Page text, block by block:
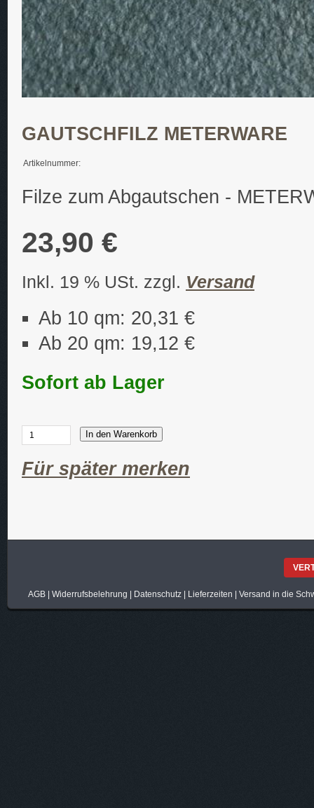
GAUTSCHFILZ METERWARE
Artikelnummer:
Filze zum Abgautschen -
23,90 €
Inkl. 19 % USt. zzgl. Versand
Ab 10 qm: 20,31 €
Ab 20 qm: 19,12 €
Sofort ab Lager
In den Warenkorb
Für später merken
AGB| Widerrufsbelehrung | Datenschutz| Lieferzeiten | Versand in die